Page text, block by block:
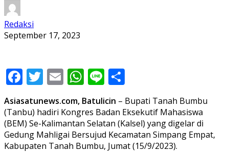
Redaksi
September 17, 2023
Facebook
Twitter
EmailWhatsApp
Line
Asiasatunews.com, Batulicin – Bupati Tanah Bumbu
(Tanbu) hadiri Kongres Badan Eksekutif Mahasiswa
(BEM) Se-Kalimantan Selatan (Kalsel) yang digelar di
Gedung Mahligai Bersujud Kecamatan Simpang Empat,
Kabupaten Tanah Bumbu, Jumat (15/9/2023).